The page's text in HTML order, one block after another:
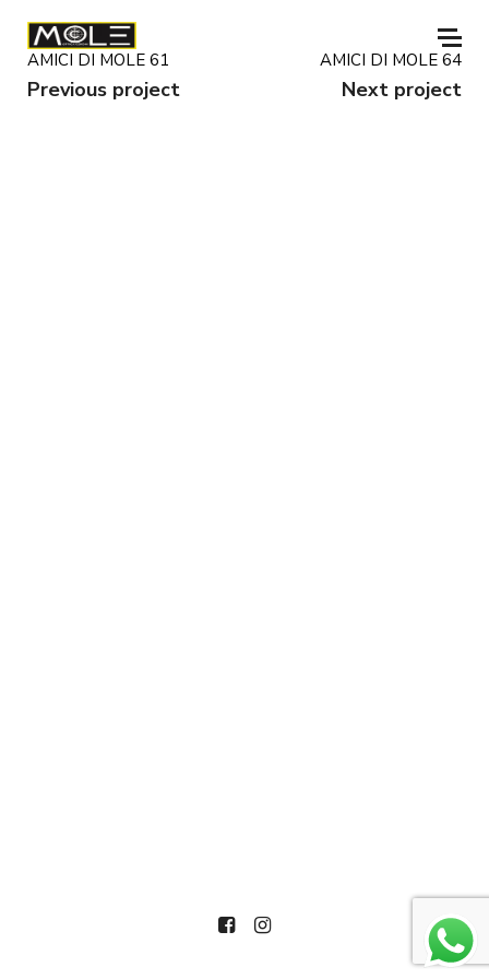
AMICI DI MOLE 61
Previous project
AMICI DI MOLE 64
Next project